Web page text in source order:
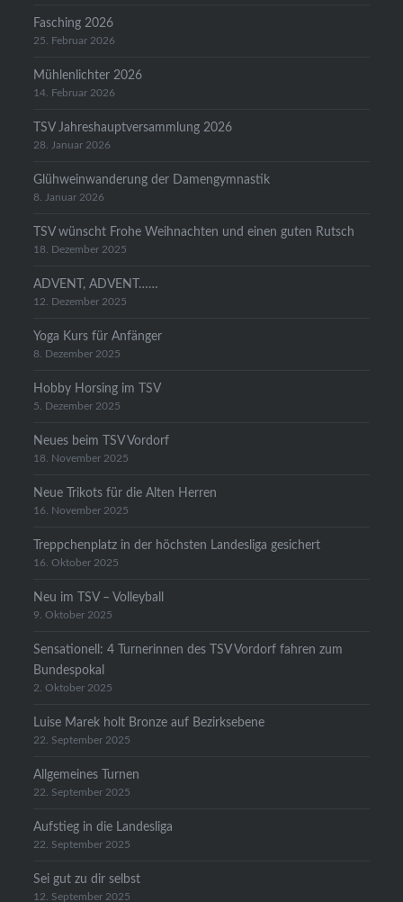
Fasching 2026
25. Februar 2026
Mühlenlichter 2026
14. Februar 2026
TSV Jahreshauptversammlung 2026
28. Januar 2026
Glühweinwanderung der Damengymnastik
8. Januar 2026
TSV wünscht Frohe Weihnachten und einen guten Rutsch
18. Dezember 2025
ADVENT, ADVENT……
12. Dezember 2025
Yoga Kurs für Anfänger
8. Dezember 2025
Hobby Horsing im TSV
5. Dezember 2025
Neues beim TSV Vordorf
18. November 2025
Neue Trikots für die Alten Herren
16. November 2025
Treppchenplatz in der höchsten Landesliga gesichert
16. Oktober 2025
Neu im TSV – Volleyball
9. Oktober 2025
Sensationell: 4 Turnerinnen des TSV Vordorf fahren zum
Bundespokal
2. Oktober 2025
Luise Marek holt Bronze auf Bezirksebene
22. September 2025
Allgemeines Turnen
22. September 2025
Aufstieg in die Landesliga
22. September 2025
Sei gut zu dir selbst
12. September 2025